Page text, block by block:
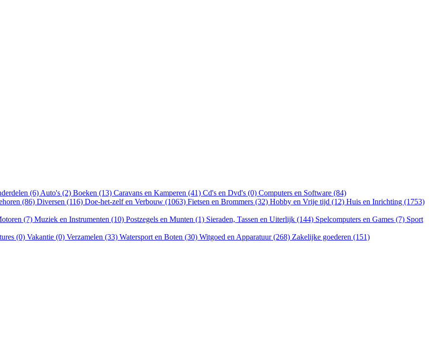
(6) Auto's (2) Boeken (13) Caravans en Kamperen (41) Cd's en Dvd's (0) Computers en Software (84)
(86) Diversen (116) Doe-het-zelf en Verbouw (1063) Fietsen en Brommers (32) Hobby en Vrije tijd (12) Huis en Inrichting (1753)
(7) Muziek en Instrumenten (10) Postzegels en Munten (1) Sieraden, Tassen en Uiterlijk (144) Spelcomputers en Games (7) Sport
(0) Vakantie (0) Verzamelen (33) Watersport en Boten (30) Witgoed en Apparatuur (268) Zakelijke goederen (151)